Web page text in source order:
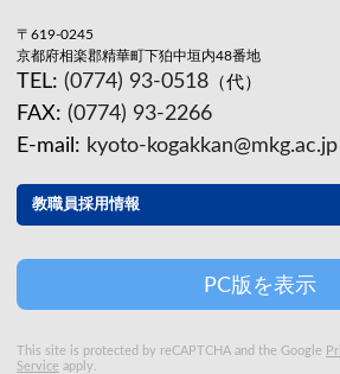
〒619-0245
京都府相楽郡精華町下狛中垣内48番地
TEL: (0774) 93-0518 （代）
FAX: (0774) 93-2266
E-mail: kyoto-kogakkan@mkg.ac.jp
教職員採用情報
PC版を表示
This site is protected by reCAPTCHA and the Google
Service apply.